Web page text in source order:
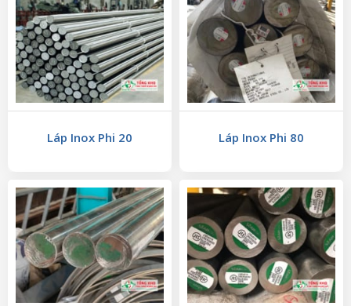
Láp Inox Phi 20 Láp Inox Phi 80